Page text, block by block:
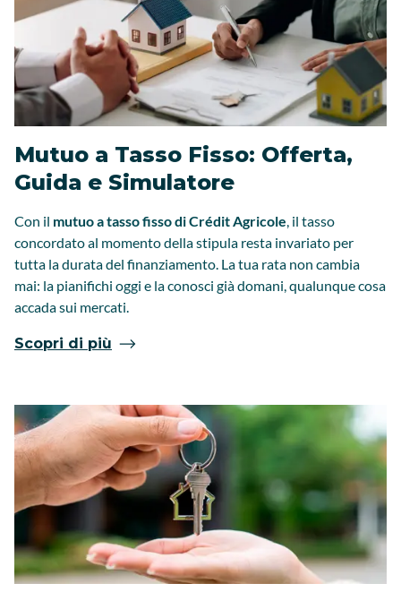
Mutuo a Tasso Fisso: Offerta,
Guida e Simulatore
Con il mutuo a tasso fisso di Crédit Agricole, il tasso
concordato al momento della stipula resta invariato per
tutta la durata del finanziamento. La tua rata non cambia
mai: la pianifichi oggi e la conosci già domani, qualunque cosa
accada sui mercati.
Scopri di più